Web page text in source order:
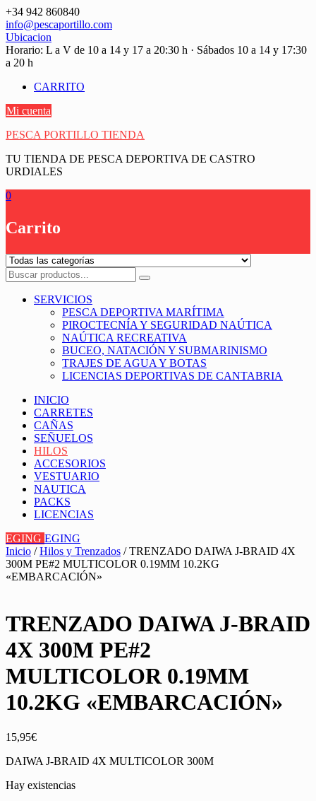
Saltar
contenido
+34 942 860840
info@pescaportillo.com
Ubicacion
Horario: L a V de 10 a 14 y 17 a 20:30 h · Sábados 10 a 14 y 17:30
a 20 h
CARRITO
Mi cuenta
PESCA PORTILLO TIENDA
TU TIENDA DE PESCA DEPORTIVA DE CASTRO
URDIALES
0
Carrito
SERVICIOS
PESCA DEPORTIVA MARÍTIMA
PIROCTECNÍA Y SEGURIDAD NAÚTICA
NAÚTICA RECREATIVA
BUCEO, NATACIÓN Y SUBMARINISMO
TRAJES DE AGUA Y BOTAS
LICENCIAS DEPORTIVAS DE CANTABRIA
INICIO
CARRETES
CAÑAS
SEÑUELOS
HILOS
ACCESORIOS
VESTUARIO
NAUTICA
PACKS
LICENCIAS
EGING EGING
Inicio /Hilos y Trenzados / TRENZADO DAIWA J-BRAID 4X
300M PE#2 MULTICOLOR 0.19MM 10.2KG
«EMBARCACIÓN»
TRENZADO DAIWA J-BRAID
4X 300M PE#2
MULTICOLOR 0.19MM
10.2KG «EMBARCACIÓN»
15,95€
DAIWA J-BRAID 4X MULTICOLOR 300M
Hay existencias